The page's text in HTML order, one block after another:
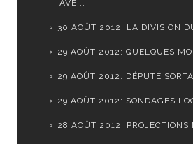
AVE...
30 AOÛT 2012: LA DIVISION
29 AOÛT 2012: QUELQUES
29 AOÛT 2012: DÉPUTÉ
29 AOÛT 2012: SONDAGES
28 AOÛT 2012: